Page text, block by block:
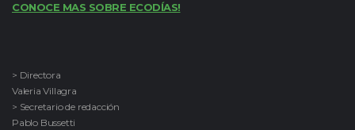
CONOCE MAS SOBRE ECODÍAS!
> Directora
Valeria Villagra
> Secretario de redacción
Pablo Bussetti